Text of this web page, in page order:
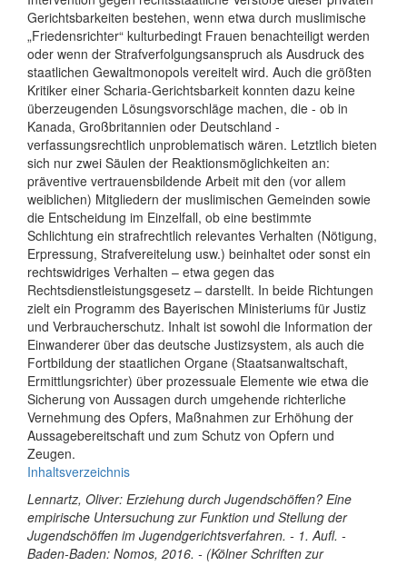
Gerichtsbarkeiten bestehen, wenn etwa durch muslimische
„Friedensrichter“ kulturbedingt Frauen benachteiligt werden
oder wenn der Strafverfolgungsanspruch als Ausdruck des
staatlichen Gewaltmonopols vereitelt wird. Auch die größten
Kritiker einer Scharia-Gerichtsbarkeit konnten dazu keine
überzeugenden Lösungsvorschläge machen, die - ob in
Kanada, Großbritannien oder Deutschland -
verfassungsrechtlich unproblematisch wären. Letztlich bieten
sich nur zwei Säulen der Reaktionsmöglichkeiten an:
präventive vertrauensbildende Arbeit mit den (vor allem
weiblichen) Mitgliedern der muslimischen Gemeinden sowie
die Entscheidung im Einzelfall, ob eine bestimmte
Schlichtung ein strafrechtlich relevantes Verhalten (Nötigung,
Erpressung, Strafvereitelung usw.) beinhaltet oder sonst ein
rechtswidriges Verhalten – etwa gegen das
Rechtsdienstleistungsgesetz – darstellt. In beide Richtungen
zielt ein Programm des Bayerischen Ministeriums für Justiz
und Verbraucherschutz. Inhalt ist sowohl die Information der
Einwanderer über das deutsche Justizsystem, als auch die
Fortbildung der staatlichen Organe (Staatsanwaltschaft,
Ermittlungsrichter) über prozessuale Elemente wie etwa die
Sicherung von Aussagen durch umgehende richterliche
Vernehmung des Opfers, Maßnahmen zur Erhöhung der
Aussagebereitschaft und zum Schutz von Opfern und
Zeugen.
Inhaltsverzeichnis
Lennartz, Oliver: Erziehung durch Jugendschöffen? Eine
empirische Untersuchung zur Funktion und Stellung der
Jugendschöffen im Jugendgerichtsverfahren. - 1. Aufl. -
Baden-Baden: Nomos, 2016. - (Kölner Schriften zur